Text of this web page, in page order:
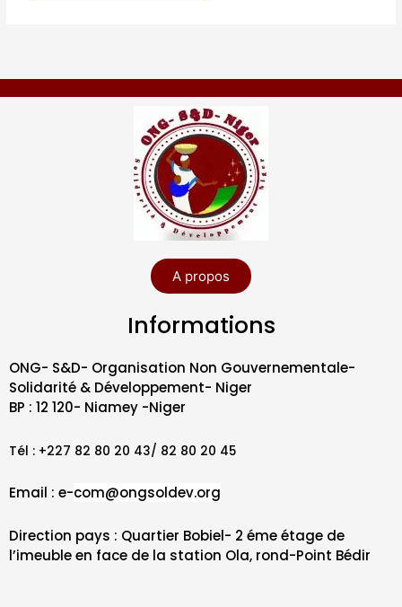
A propos
Informations
ONG- S&D- Organisation Non Gouvernementale-
Solidarité & Développement- Niger
BP : 12 120- Niamey -Niger
Tél : +227 82 80 20 43/ 82 80 20 45
Email : e-com@ongsoldev.org
Direction pays : Quartier Bobiel- 2 éme étage de
l’imeuble en face de la station Ola, rond-Point Bédir